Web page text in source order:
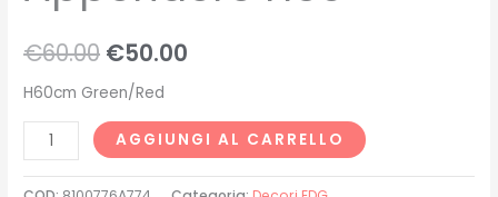
€60.00 €50.00
H60cm Green/Red
AGGIUNGI AL CARRELLO